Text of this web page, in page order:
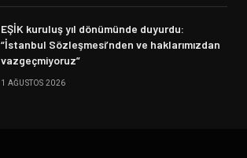
EŞİK kuruluş yıl dönümünde duyurdu:
“İstanbul Sözleşmesi’nden ve haklarımızdan
vazgeçmiyoruz”
1 AĞUSTOS 2026